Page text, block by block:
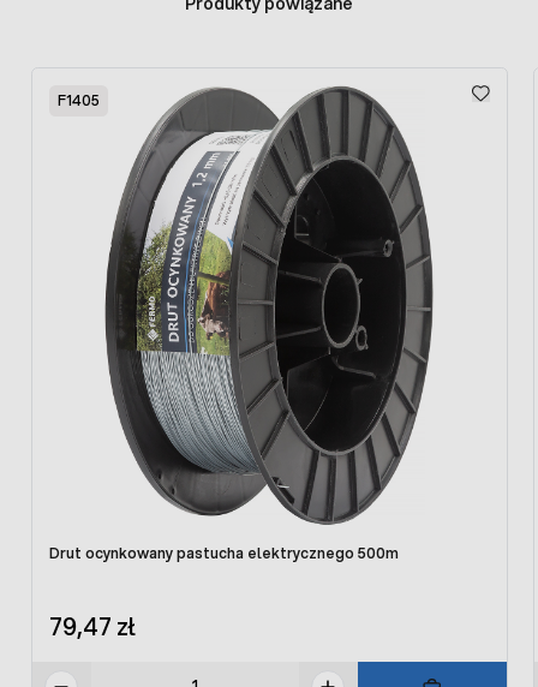
F1405
Drut ocynkowany pastucha elektrycznego 500m
79,47 zł